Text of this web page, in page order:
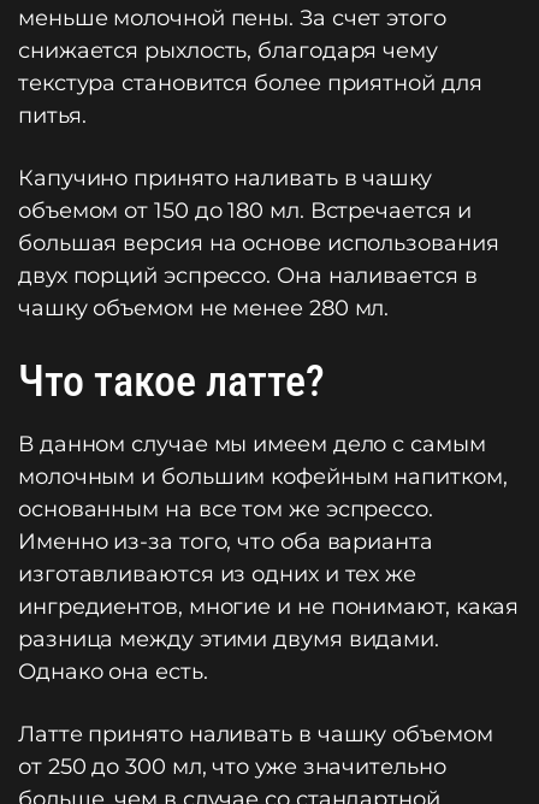
меньше молочной пены. За счет этого
снижается рыхлость, благодаря чему
текстура становится более приятной для
питья.
Капучино принято наливать в чашку
объемом от 150 до 180 мл. Встречается и
большая версия на основе использования
двух порций эспрессо. Она наливается в
чашку объемом не менее 280 мл.
Что такое латте?
В данном случае мы имеем дело с самым
молочным и большим кофейным напитком,
основанным на все том же эспрессо.
Именно из-за того, что оба варианта
изготавливаются из одних и тех же
ингредиентов, многие и не понимают, какая
разница между этими двумя видами.
Однако она есть.
Латте принято наливать в чашку объемом
от 250 до 300 мл, что уже значительно